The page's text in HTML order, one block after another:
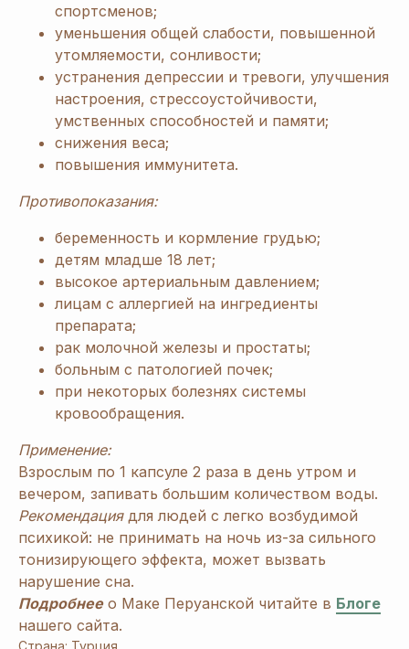
спортсменов;
уменьшения общей слабости, повышенной
утомляемости, сонливости;
устранения депрессии и тревоги, улучшения
настроения, стрессоустойчивости,
умственных способностей и памяти;
снижения веса;
повышения иммунитета.
Противопоказания:
беременность и кормление грудью;
детям младше 18 лет;
высокое артериальным давлением;
лицам с аллергией на ингредиенты
препарата;
рак молочной железы и простаты;
больным с патологией почек;
при некоторых болезнях системы
кровообращения.
Применение:
Взрослым по 1 капсуле 2 раза в день утром и
вечером, запивать большим количеством воды.
Рекомендация для людей с легко возбудимой
психикой: не принимать на ночь из-за сильного
тонизирующего эффекта, может вызвать
нарушение сна.
Подробнеео Маке Перуанской читайте в Блоге
нашего сайта.
[ Дарим приятные подарки и скидкипри заказе ]
ЗАРЕГИСТРИРУЙТЕСЬ